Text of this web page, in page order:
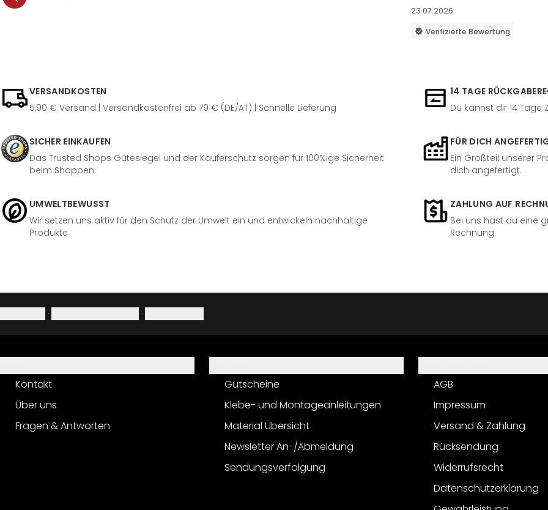
23.07.2026
Verifizierte Bewertung
VERSANDKOSTEN
5,90 € Versand | Versandkostenfrei ab 79 € (DE/AT) | Schnelle Lieferung
14 TAGE
Du kannst dir 14
SICHER EINKAUFEN
Das Trusted Shops Gütesiegel und der Käuferschutz sorgen für 100%ige Sicherheit
beim Shoppen.
FÜR DICH
Ein Großteil unserer
dich angefertigt.
UMWELTBEWUSST
Wir setzen uns aktiv für den Schutz der Umwelt ein und entwickeln nachhaltige
Produkte.
ZAHLUNG AUF
Bei uns hast du eine
Rechnung.
· ·
Kontakt
Über uns
Fragen & Antworten
Gutscheine
Klebe- und Montageanleitungen
Material Übersicht
Newsletter An-/Abmeldung
Sendungsverfolgung
AGB
Impressum
Versand & Zahlung
Rücksendung
Widerrufsrecht
Datenschutzerklärung